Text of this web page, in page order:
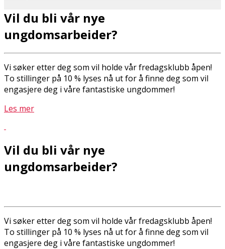
Vil du bli vår nye
ungdomsarbeider?
Vi søker etter deg som vil holde vår fredagsklubb åpen!
To stillinger på 10 % lyses nå ut for å finne deg som vil
engasjere deg i våre fantastiske ungdommer!
Les mer
Vil du bli vår nye
ungdomsarbeider?
Vi søker etter deg som vil holde vår fredagsklubb åpen!
To stillinger på 10 % lyses nå ut for å finne deg som vil
engasjere deg i våre fantastiske ungdommer!